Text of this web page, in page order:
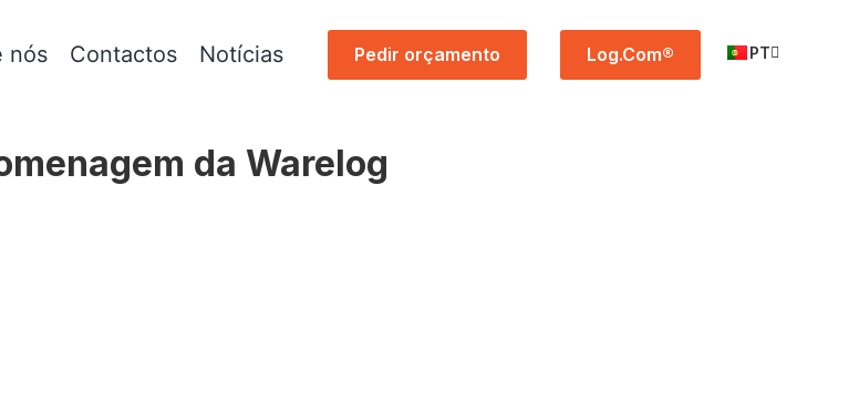
nós Contactos Notícias Pedir orçamento Log.Com® PT
da Warelog